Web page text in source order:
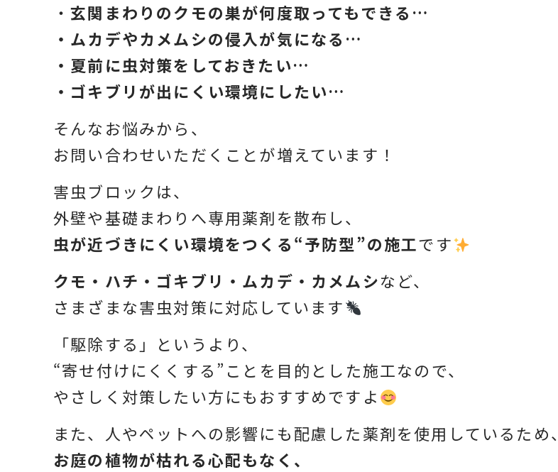
・玄関まわりのクモの巣が何度取ってもできる…
・ムカデやカメムシの侵入が気になる…
・夏前に虫対策をしておきたい…
・ゴキブリが出にくい環境にしたい…
そんなお悩みから、
お問い合わせいただくことが増えています！
害虫ブロックは、
外壁や基礎まわりへ専用薬剤を散布し、
虫が近づきにくい環境をつくる“予防型”の施工です
クモ・ハチ・ゴキブリ・ムカデ・カメムシなど、
さまざまな害虫対策に対応しています
「駆除する」というより、
“寄せ付けにくくする”ことを目的とした施工なので、
やさしく対策したい方にもおすすめですよ
また、人やペットへの影響にも配慮した薬剤を使用しているため、
お庭の植物が枯れる心配もなく、